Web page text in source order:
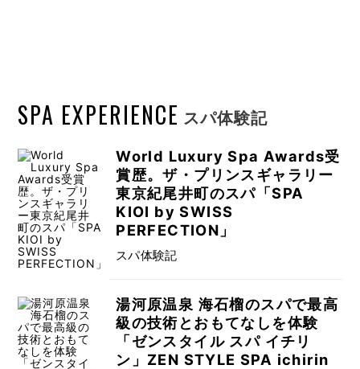
SPA EXPERIENCE スパ体験記
World Luxury Spa Awards受
賞歴。ザ・プリンスギャラリー
東京紀尾井町のスパ「SPA
KIOI by SWISS
PERFECTION」
スパ体験記
湯河原温泉 海石榴のスパで最高
級の技術とおもてなしを体験
「ゼンスタイル スパ イチリ
ン」ZEN STYLE SPA ichirin